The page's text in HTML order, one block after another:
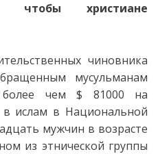
чтобы христиане
чиновника
мусульманам
более чем $ 81000 на
ислам в Национальной
мужчин в возрасте
из этнической группы